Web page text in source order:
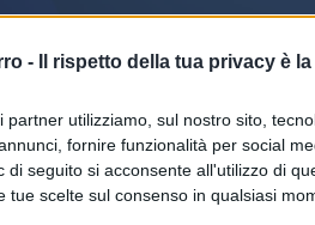
- Il rispetto della tua privacy è
partner utilizziamo, sul nostro sito,
fornire funzionalità per social
di seguito si acconsente all'utilizzo di
tue scelte sul consenso in qualsiasi